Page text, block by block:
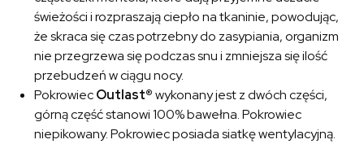
świeżości i rozpraszają ciepło na tkaninie, powodując,
że skraca się czas potrzebny do zasypiania, organizm
nie przegrzewa się podczas snu i zmniejsza się ilość
przebudzeń w ciągu nocy.
PokrowiecOutlast®wykonany jest z dwóch części,
górną część stanowi 100% bawełna. Pokrowiec
niepikowany. Pokrowiec posiada siatkę wentylacyjną.